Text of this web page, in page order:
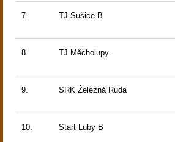
7. TJ Sušice B
8. TJ Měcholupy
9. SRK Železná Ruda
10. Start Luby B